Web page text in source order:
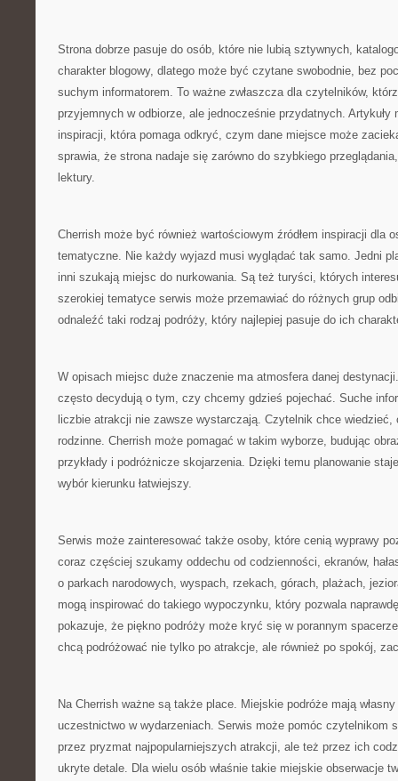
Strona dobrze pasuje do osób, które nie lubią sztywnych,
charakter blogowy, dlatego może być czytane swobodnie, bez
suchym informatorem. To ważne zwłaszcza dla czytelników,
przyjemnych w odbiorze, ale jednocześnie przydatnych. Artykuły
inspiracji, która pomaga odkryć, czym dane miejsce może
sprawia, że strona nadaje się zarówno do szybkiego
lektury.
Cherrish może być również wartościowym źródłem inspiracji dla
tematyczne. Nie każdy wyjazd musi wyglądać tak samo. Jedni
inni szukają miejsc do nurkowania. Są też turyści, których
szerokiej tematyce serwis może przemawiać do różnych grup
odnaleźć taki rodzaj podróży, który najlepiej pasuje do ich
W opisach miejsc duże znaczenie ma atmosfera danej
często decydują o tym, czy chcemy gdzieś pojechać. Suche
liczbie atrakcji nie zawsze wystarczają. Czytelnik chce
rodzinne. Cherrish może pomagać w takim wyborze, budując
przykłady i podróżnicze skojarzenia. Dzięki temu planowanie
wybór kierunku łatwiejszy.
Serwis może zainteresować także osoby, które cenią wyprawy
coraz częściej szukamy oddechu od codzienności, ekranów,
o parkach narodowych, wyspach, rzekach, górach, plażach,
mogą inspirować do takiego wypoczynku, który pozwala
pokazuje, że piękno podróży może kryć się w porannym
chcą podróżować nie tylko po atrakcje, ale również po spokój,
Na Cherrish ważne są także place. Miejskie podróże mają
uczestnictwo w wydarzeniach. Serwis może pomóc czytelnikom
przez pryzmat najpopularniejszych atrakcji, ale też przez ich
ukryte detale. Dla wielu osób właśnie takie miejskie obserwacje